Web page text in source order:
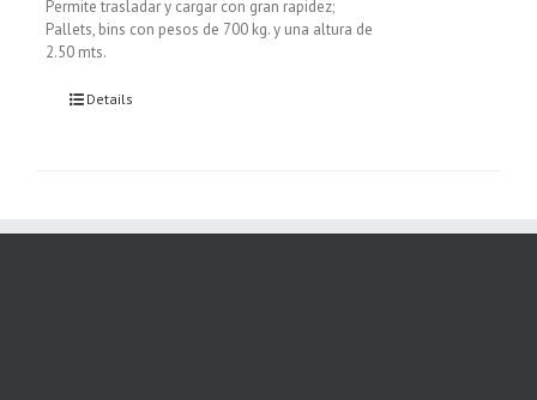
Permite trasladar y cargar con gran rapidez;
Pallets, bins con pesos de 700 kg. y una altura de
2.50 mts.
Details